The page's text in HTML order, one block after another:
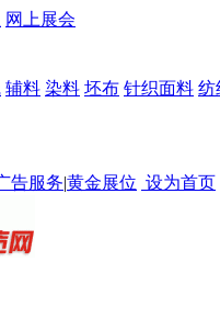
网上展会
辅料 染料 坯布 针织面料 纺
告服务|黄金展位 设为首页